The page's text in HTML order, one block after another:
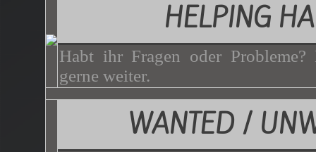
HELPING
Habt ihr Fragen oder
gerne weiter.
WANTED /